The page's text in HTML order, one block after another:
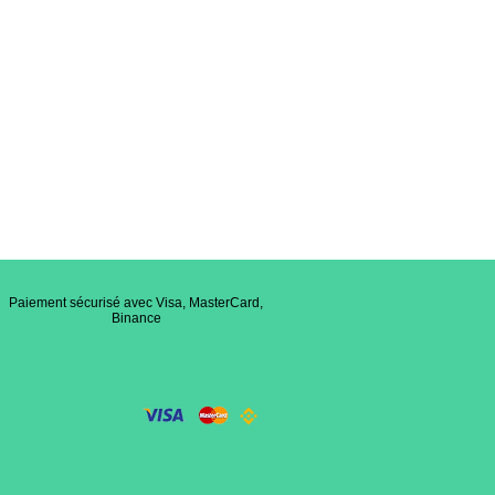
Paiement sécurisé avec Visa, MasterCard,
Binance